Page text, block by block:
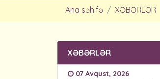
Ana səhifə XƏBƏRLƏR
XƏBƏRLƏR
07 Avqust, 2026